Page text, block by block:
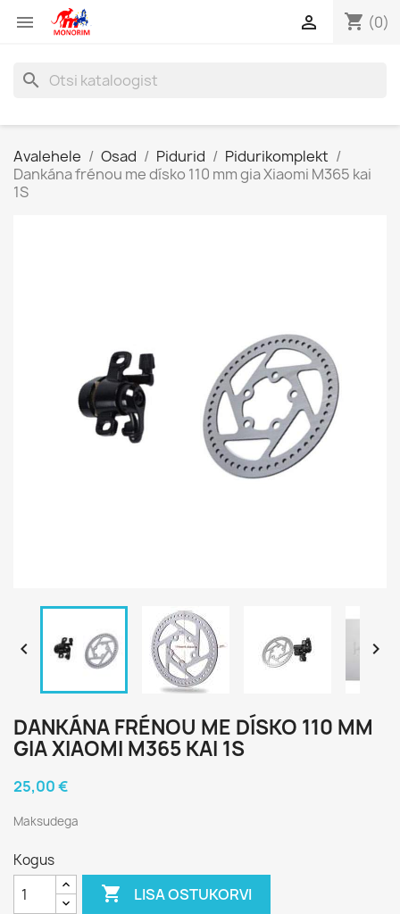
 shopping_cart (0)

search
Avalehele Osad Pidurid
Pidurikomplekt
Dankána frénou me dísko 110 mm gia Xiaomi M365 kai
1S
 
DANKÁNA FRÉNOU ME DÍSKO 110 MM
GIA XIAOMI M365 KAI 1S
25,00 €
Maksudega
Kogus
 LISA OSTUKORVI